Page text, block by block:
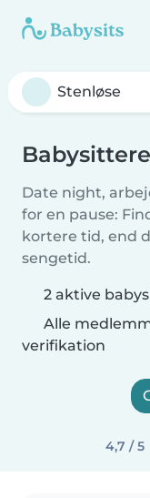
Date night,
for en pause:
kortere tid, end
sengetid.
2 aktive
Alle
verifikation
4,7 / 5